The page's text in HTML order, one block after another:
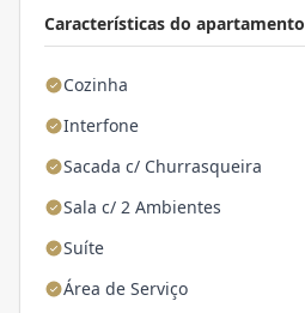
Características do apartamento
Cozinha
Interfone
Sacada c/ Churrasqueira
Sala c/ 2 Ambientes
Suíte
Área de Serviço